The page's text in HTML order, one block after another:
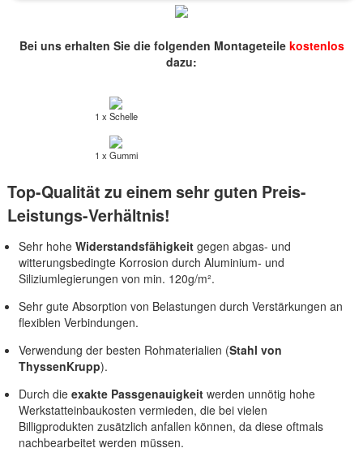
Bei uns erhalten Sie die folgenden Montageteile kostenlos
dazu:
1 x Schelle
1 x Gummi
Top-Qualität zu einem sehr guten Preis-
Leistungs-Verhältnis!
Sehr hohe Widerstandsfähigkeit gegen abgas- und
witterungsbedingte Korrosion durch Aluminium- und
Siliziumlegierungen von min. 120g/m².
Sehr gute Absorption von Belastungen durch Verstärkungen an
flexiblen Verbindungen.
Verwendung der besten Rohmaterialien (Stahl von
ThyssenKrupp).
Durch dieexakte Passgenauigkeitwerden unnötig hohe
Werkstatteinbaukosten vermieden, die bei vielen
Billigprodukten zusätzlich anfallen können, da diese oftmals
nachbearbeitet werden müssen.